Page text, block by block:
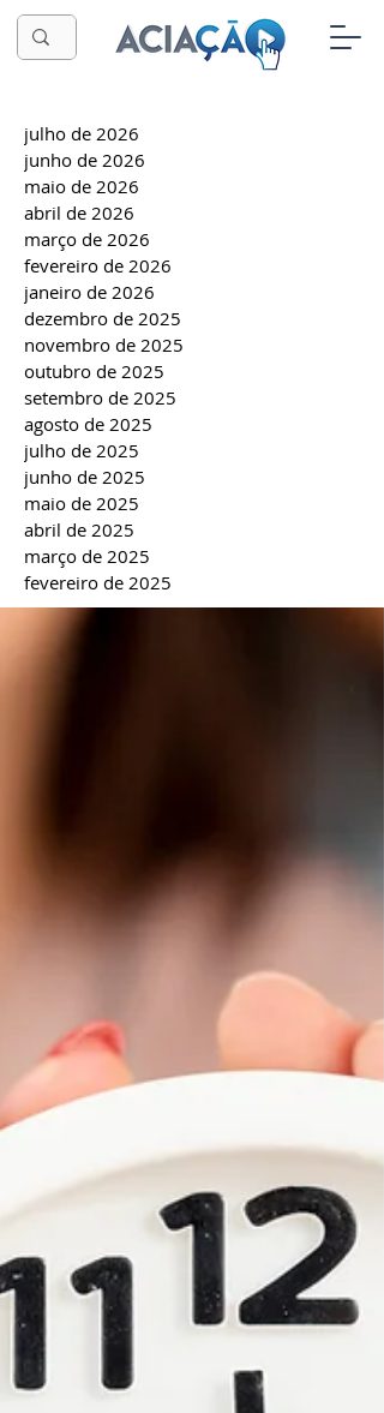
julho de 2026
junho de 2026
maio de 2026
abril de 2026
março de 2026
fevereiro de 2026
janeiro de 2026
dezembro de 2025
novembro de 2025
outubro de 2025
setembro de 2025
agosto de 2025
julho de 2025
junho de 2025
maio de 2025
abril de 2025
março de 2025
fevereiro de 2025